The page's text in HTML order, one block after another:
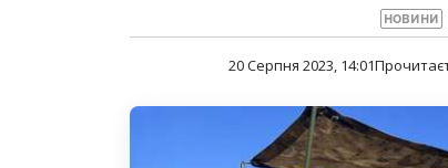
НОВИНИ
20 Серпня 2023, 14:01